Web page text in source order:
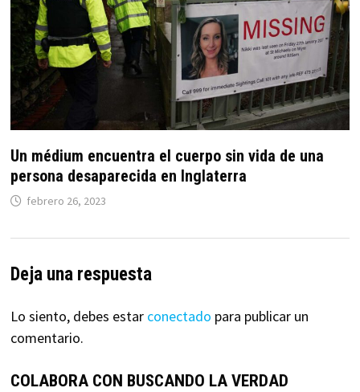
Un médium encuentra el cuerpo sin vida de una
persona desaparecida en Inglaterra
febrero 26, 2023
Deja una respuesta
Lo siento, debes estar conectado para publicar un
comentario.
COLABORA CON BUSCANDO LA VERDAD